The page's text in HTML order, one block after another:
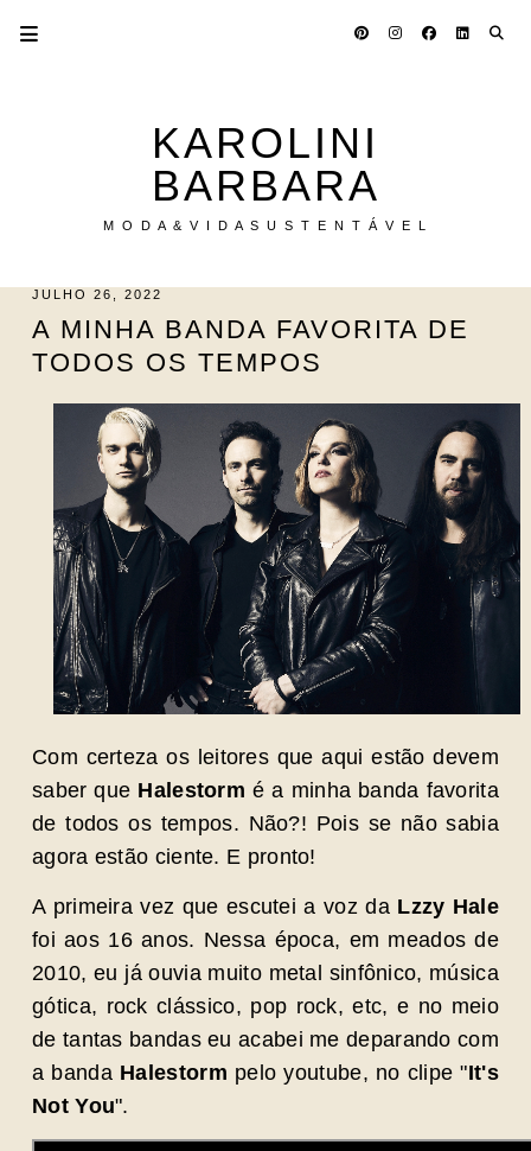
KAROLINI
BARBARA
M O D A & V I D A S U S T E N T Á V E L
JULHO 26, 2022
A MINHA BANDA FAVORITA DE
TODOS OS TEMPOS
Com certeza os leitores que aqui estão devem
saber que Halestormé a minha banda favorita
de todos os tempos. Não?! Pois se não sabia
agora estão ciente. E pronto!
A primeira vez que escutei a voz da Lzzy Hale
foi aos 16 anos. Nessa época, em meados de
2010, eu já ouvia muito metal sinfônico, música
gótica, rock clássico, pop rock, etc, e no meio
de tantas bandas eu acabei me deparando com
a banda Halestorm pelo youtube, no clipe "It's
Not You".